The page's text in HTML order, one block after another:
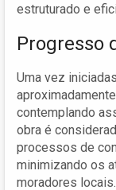
estruturado e
Progresso
Uma vez
contemplando
obra é
processos de
minimizando os
moradores locais.